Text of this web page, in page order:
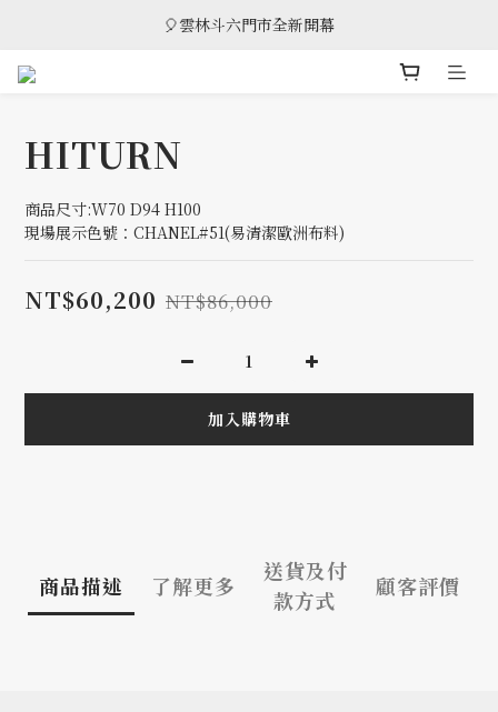
🎈雲林斗六門市全新開幕
🎈雲林斗六門市全新開幕
🎁 消費滿8萬享95折，滿12萬享9折優惠，部分商品除外
HITURN
商品尺寸:W70 D94 H100
現場展示色號：CHANEL#51(易清潔歐洲布料)
NT$60,200 NT$86,000
加入購物車
商品描述 了解更多
送貨及付
款方式
顧客評價